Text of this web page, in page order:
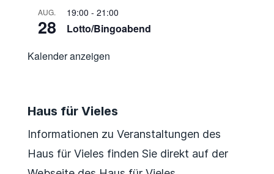
AUG.
28
19:00 - 21:00
Lotto/Bingoabend
Kalender anzeigen
Haus für Vieles
Informationen zu Veranstaltungen des
Haus für Vieles finden Sie direkt auf der